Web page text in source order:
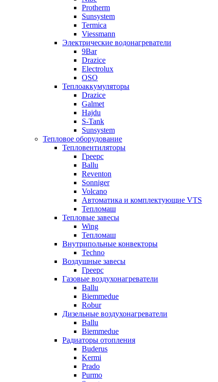
Protherm
Sunsystem
Termica
Viessmann
Электрические водонагреватели
9Bar
Drazice
Electrolux
OSO
Теплоаккумуляторы
Drazice
Galmet
Hajdu
S-Tank
Sunsystem
Тепловое оборудование
Тепловентиляторы
Греерс
Ballu
Reventon
Sonniger
Volcano
Автоматика и комплектующие VTS
Тепломаш
Тепловые завесы
Wing
Тепломаш
Внутрипольные конвекторы
Techno
Воздушные завесы
Греерс
Газовые воздухонагреватели
Ballu
Biemmedue
Robur
Дизельные воздухонагреватели
Ballu
Biemmedue
Радиаторы отопления
Buderus
Kermi
Prado
Purmo